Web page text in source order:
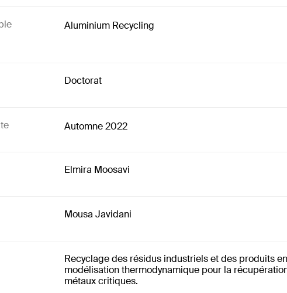
Aluminium Recycling
Doctorat
Automne 2022
Elmira Moosavi
Mousa Javidani
Recyclage des résidus industriels et des produits
modélisation thermodynamique pour la
métaux critiques.